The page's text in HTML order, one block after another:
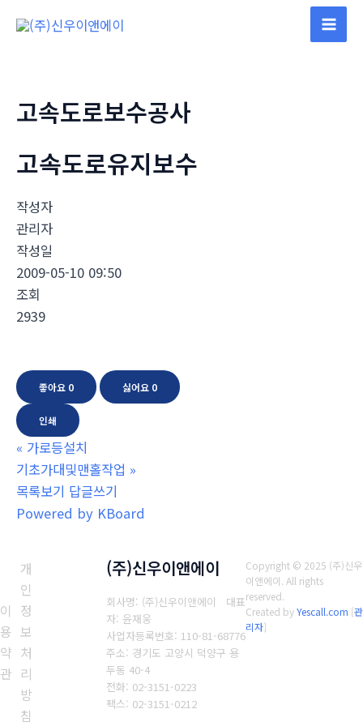
Main
고속도로보수공사
고속도로유지보수
작성자
관리자
작성일
2009-05-10 09:50
조회
2939
좋아요 0 싫어요 0
인쇄
« 가로등설치
기초가대및맨홀작업 »
목록보기 답글쓰기
Powered by KBoard
이
용
약
관
개
인
정
보
처
리
방
침
(주)신우이앤에이
회사명: (주)신우이앤에이 대표
자: 윤재웅
사업자등록번호: 110-81-68776
주소: 경기도 고양시 덕양구 용
두동 40-4
전화: 02-3151-0223
팩스: 02-3151-0212
Copyright © 2025 (주)신우
이앤에이. All rights
reserved.
Created byYescall.com [관
리자]